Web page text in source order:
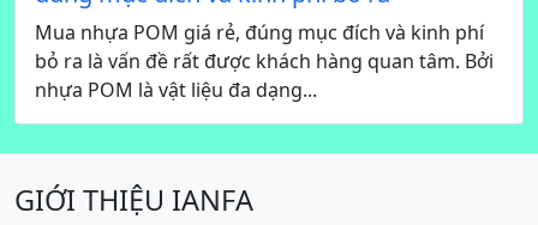
Mua nhựa POM giá rẻ, đúng mục đích và kinh phí
bỏ ra là vấn đề rất được khách hàng quan tâm. Bởi
nhựa POM là vật liệu đa dạng...
GIỚI THIỆU IANFA